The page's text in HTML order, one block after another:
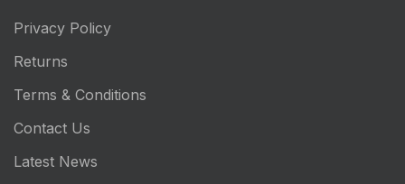
Privacy Policy
Returns
Terms & Conditions
Contact Us
Latest News